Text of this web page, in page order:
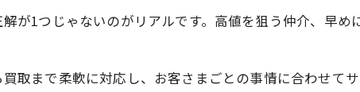
が1つじゃないのがリアルです。高値を狙う仲介、早
取まで柔軟に対応し、お客さまごとの事情に合わせて